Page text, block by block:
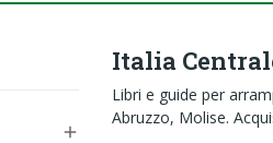

Italia
Libri e guide per
Abruzzo, Molise.